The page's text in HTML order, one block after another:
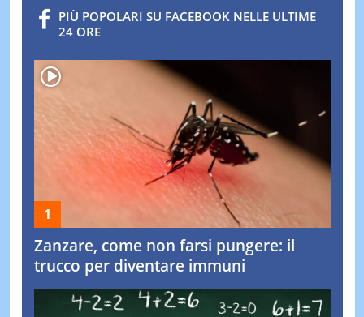
PIÙ POPOLARI SU FACEBOOK NELLE ULTIME
24 ORE
Zanzare, come non farsi pungere: il
trucco per diventare immuni